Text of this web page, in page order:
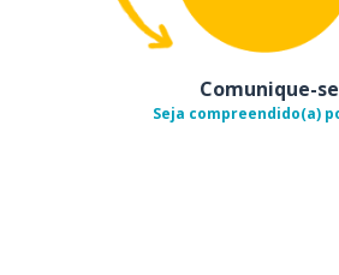
Comunique-se
Seja compreendido(a)